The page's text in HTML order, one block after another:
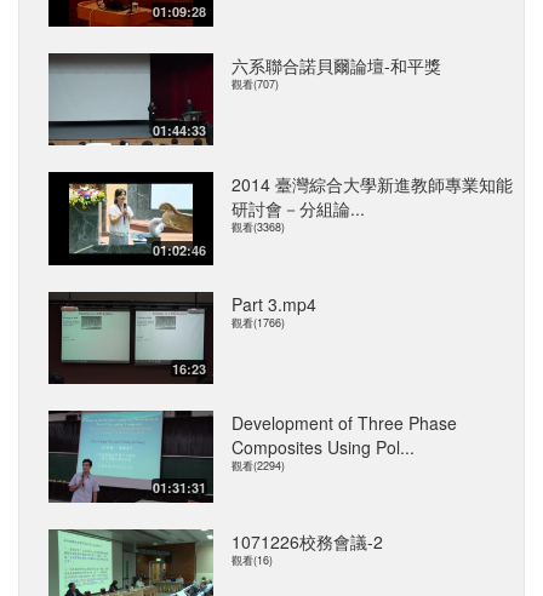
01:09:28
01:44:33
六系聯合諾貝爾論壇-和平獎
觀看(707)
01:02:46
2014 臺灣綜合大學新進教師專業知能
研討會－分組論...
觀看(3368)
16:23
Part 3.mp4
觀看(1766)
01:31:31
Development of Three Phase
Composites Using Pol...
觀看(2294)
1071226校務會議-2
觀看(16)